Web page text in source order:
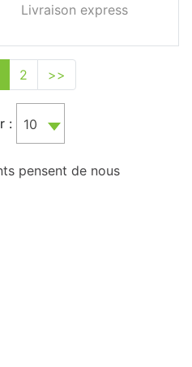
Livraison express
2 >>
: 10
pensent de nous